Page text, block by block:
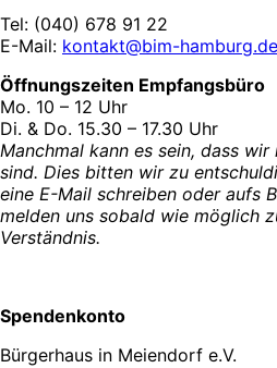
Tel: (040) 678 91 22
E-Mail: kontakt@bim-hamburg.de
Öffnungszeiten Empfangsbüro
Mo. 10 – 12 Uhr
Di. & Do. 15.30 – 17.30 Uhr
Manchmal kann es sein, dass
sind. Dies bitten wir zu
eine E-Mail schreiben oder aufs
melden uns sobald wie möglich
Verständnis.
Spendenkonto
Bürgerhaus in Meiendorf e.V.